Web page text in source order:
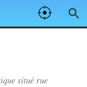
situé rue